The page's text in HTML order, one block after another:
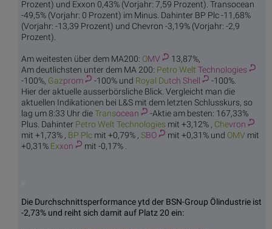
Prozent) und Exxon 0,43% (Vorjahr: 7,59 Prozent). Transocean
-49,5% (Vorjahr: 0 Prozent) im Minus. Dahinter BP Plc -11,68%
(Vorjahr: -13,39 Prozent) und Chevron -3,19% (Vorjahr: -2,9
Prozent).
Am weitesten über dem MA200: OMV
13,87%,
Am deutlichsten unter dem MA 200: Petro Welt Technologies
-100%, Gazprom -100% und Royal Dutch Shell
-100%.
Hier der aktuelle ausserbörsliche Blick. Vergleicht man die
aktuellen Indikationen bei L&S mit dem letzten Schlusskurs, so
lag um 8:33 Uhr dieTransocean
-Aktie am besten: 167,33%
Plus. Dahinter Petro Welt Technologies mit +3,12% , Chevron
mit +1,73% , BP Plc mit +0,79% , SBO mit +0,31% und OMV mit
+0,31% Exxon mit -0,17% .
Die Durchschnittsperformance ytd der BSN-Group Ölindustrie ist
-2,73% und reiht sich damit auf Platz 20 ein: